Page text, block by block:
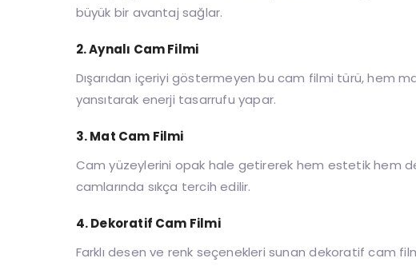
büyük bir avantaj sağlar.
2. Aynalı Cam Filmi
Dışarıdan içeriyi göstermeyen bu cam filmi türü, hem
yansıtarak enerji tasarrufu yapar.
3. Mat Cam Filmi
Cam yüzeylerini opak hale getirerek hem estetik hem
camlarında sıkça tercih edilir.
4. Dekoratif Cam Filmi
Farklı desen ve renk seçenekleri sunan dekoratif cam